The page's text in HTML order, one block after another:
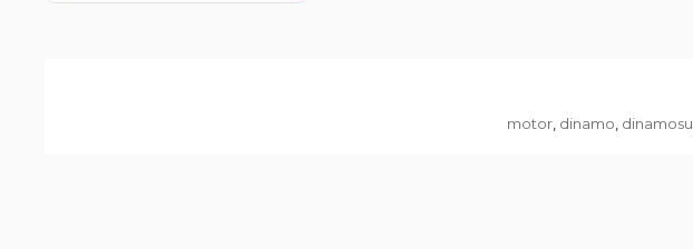
motor, dinamo dinamosu